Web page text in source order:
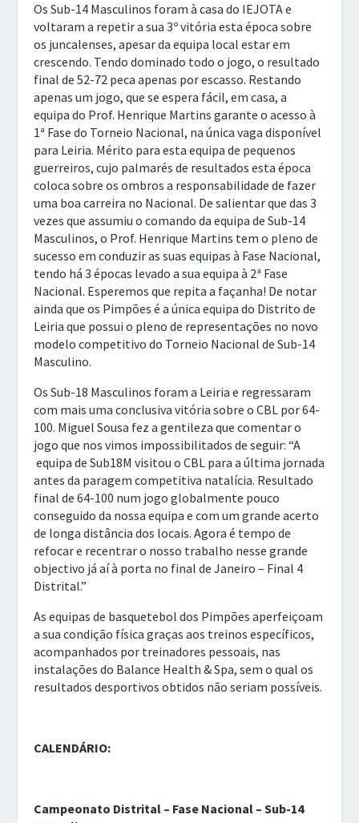
Os Sub-14 Masculinos foram à casa do IEJOTA e
voltaram a repetir a sua 3º vitória esta época sobre
os juncalenses, apesar da equipa local estar em
crescendo. Tendo dominado todo o jogo, o resultado
final de 52-72 peca apenas por escasso. Restando
apenas um jogo, que se espera fácil, em casa, a
equipa do Prof. Henrique Martins garante o acesso à
1ª Fase do Torneio Nacional, na única vaga disponível
para Leiria. Mérito para esta equipa de pequenos
guerreiros, cujo palmarés de resultados esta época
coloca sobre os ombros a responsabilidade de fazer
uma boa carreira no Nacional. De salientar que das 3
vezes que assumiu o comando da equipa de Sub-14
Masculinos, o Prof. Henrique Martins tem o pleno de
sucesso em conduzir as suas equipas à Fase Nacional,
tendo há 3 épocas levado a sua equipa à 2ª Fase
Nacional. Esperemos que repita a façanha! De notar
ainda que os Pimpões é a única equipa do Distrito de
Leiria que possui o pleno de representações no novo
modelo competitivo do Torneio Nacional de Sub-14
Masculino.
Os Sub-18 Masculinos foram a Leiria e regressaram
com mais uma conclusiva vitória sobre o CBL por 64-
100. Miguel Sousa fez a gentileza que comentar o
jogo que nos vimos impossibilitados de seguir: “A
equipa de Sub18M visitou o CBL para a última jornada
antes da paragem competitiva natalícia. Resultado
final de 64-100 num jogo globalmente pouco
conseguido da nossa equipa e com um grande acerto
de longa distância dos locais. Agora é tempo de
refocar e recentrar o nosso trabalho nesse grande
objectivo já aí à porta no final de Janeiro – Final 4
Distrital.”
As equipas de basquetebol dos Pimpões aperfeiçoam
a sua condição física graças aos treinos específicos,
acompanhados por treinadores pessoais, nas
instalações do Balance Health & Spa, sem o qual os
resultados desportivos obtidos não seriam possíveis.
CALENDÁRIO:
Campeonato Distrital – Fase Nacional – Sub-14